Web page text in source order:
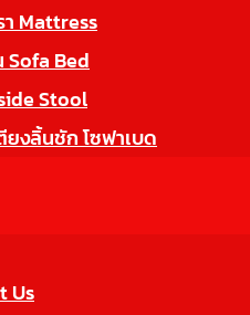
Mattress
Sofa Bed
Stool
ยงลิ้นชัก โซฟาเบด
Us